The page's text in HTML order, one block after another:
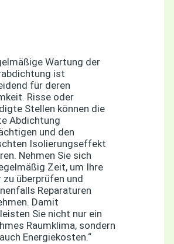
Wartung der
ist
für deren
Risse oder
Stellen können die
Abdichtung
und den
Isolierungseffekt
Nehmen Sie sich
Zeit, um Ihre
zu überprüfen und
Reparaturen
Damit
Sie nicht nur ein
Raumklima, sondern
Energiekosten.“